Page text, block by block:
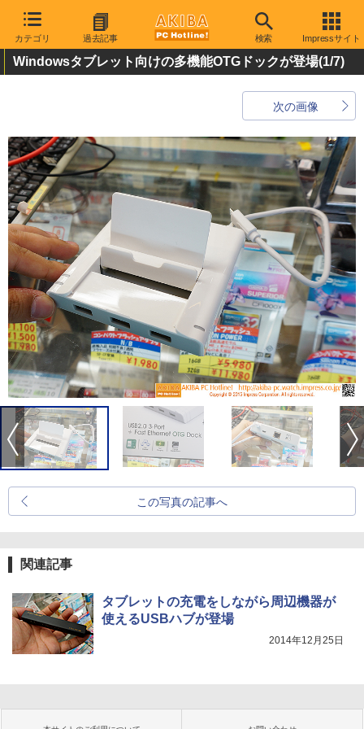
カテゴリ 過去記事 検索 Impressサイト
Windowsタブレット向けの多機能OTGドックが登場(1/7)
次の画像
この写真の記事へ
関連記事
タブレットの充電をしながら周辺機器が
使えるUSBハブが登場
2014年12月25日